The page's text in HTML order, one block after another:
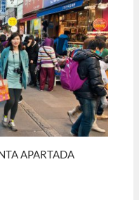
APARTADA